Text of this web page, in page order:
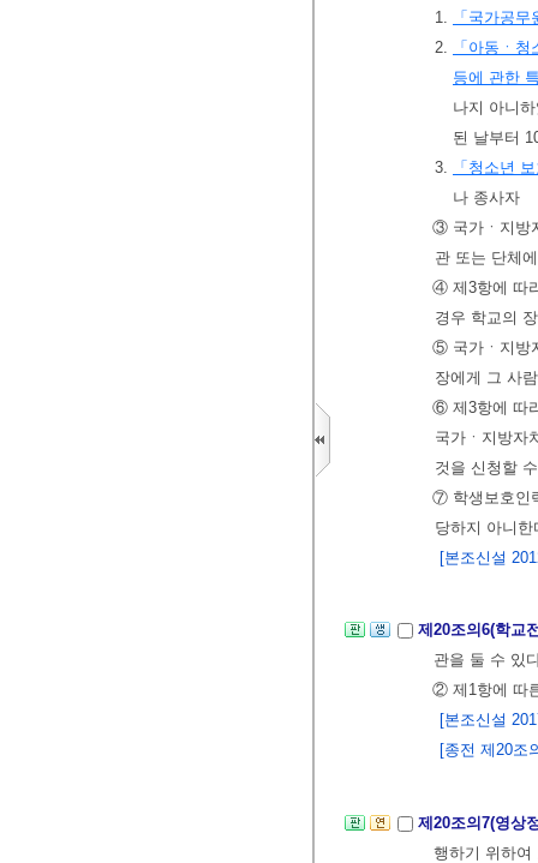
1.
「국가공무
2.
「아동ㆍ
등에 관한
나지 아니
된 날부터
3.
「청소년
나 종사자
③ 국가ㆍ지방
관 또는 단체
④ 제3항에 따
경우 학교의
⑤ 국가ㆍ지방
장에게 그 사
⑥ 제3항에 따
국가ㆍ지방자
것을 신청할
⑦ 학생보호인
당하지 아니
[본조신설
제20조의6(학교
관을 둘 수 있
② 제1항에 따
[본조신설
[종전 제20조
제20조의7(영상
행하기 위하여